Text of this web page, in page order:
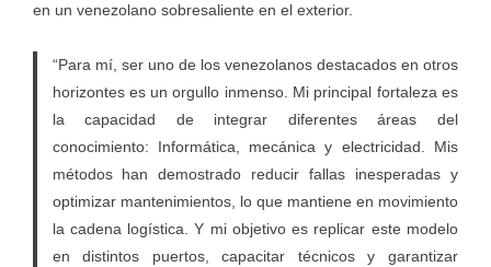
en un venezolano sobresaliente en el exterior.
“Para mí, ser uno de los venezolanos destacados en otros
horizontes es un orgullo inmenso. Mi principal fortaleza es
la capacidad de integrar diferentes áreas del
conocimiento: Informática, mecánica y electricidad. Mis
métodos han demostrado reducir fallas inesperadas y
optimizar mantenimientos, lo que mantiene en movimiento
la cadena logística. Y mi objetivo es replicar este modelo
en distintos puertos, capacitar técnicos y garantizar